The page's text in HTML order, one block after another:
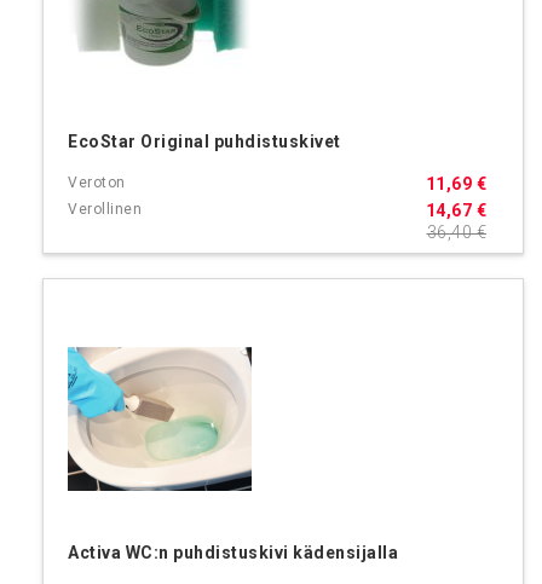
EcoStar Original puhdistuskivet
14,67 €
11,69 €
36,40 €
Activa WC:n puhdistuskivi kädensijalla